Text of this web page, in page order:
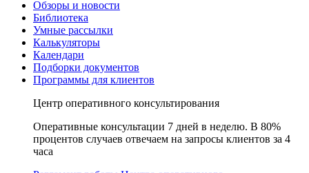
Обзоры и новости
Библиотека
Умные рассылки
Калькуляторы
Календари
Подборки документов
Программы для клиентов
Центр оперативного консультирования
Оперативные консультации 7 дней в неделю. В 80%
процентов случаев отвечаем на запросы клиентов за 4
часа